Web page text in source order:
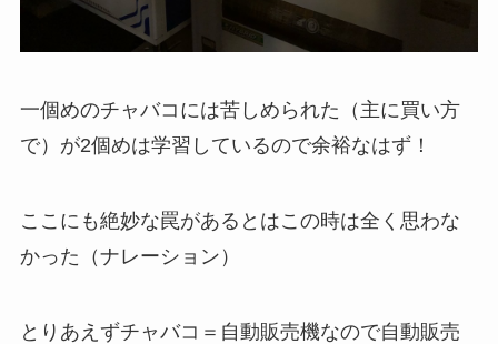
一個めのチャバコには苦しめられた（主に買い方
で）が2個めは学習しているので余裕なはず！
ここにも絶妙な罠があるとはこの時は全く思わな
かった（ナレーション）
とりあえずチャバコ＝自動販売機なので自動販売